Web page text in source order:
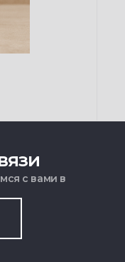
с вами в